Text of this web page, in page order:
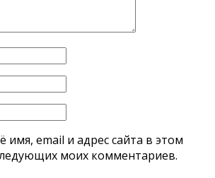
имя, email и адрес сайта в этом
моих комментариев.